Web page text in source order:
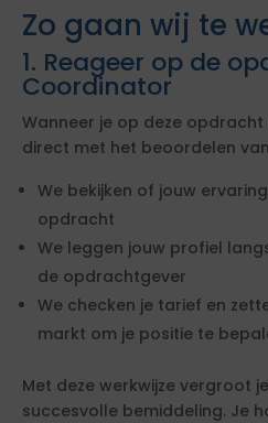
Zo gaan wij te
1. Reageer op de
Coordinator
Wanneer je op deze
direct met het beoordelen
We bekijken of jouw
opdracht
We leggen jouw profiel
de opdrachtgever
We checken je tarief en
markt om je positie te
Met deze werkwijze vergroot
succesvolle bemiddeling. Je